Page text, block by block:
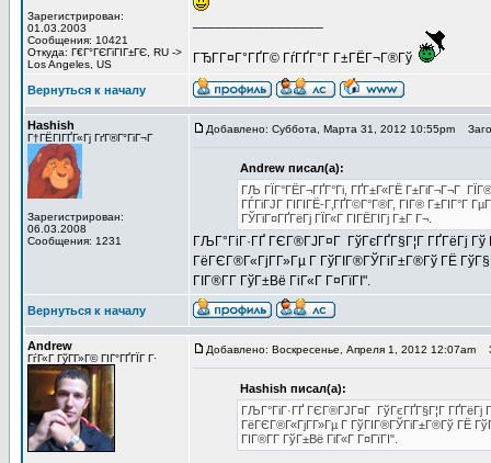
Зарегистрирован:
01.03.2003
Сообщения: 10421
Откуда: Г€Г°ГЄГіГІГ±ГЄ, RU ->
Los Angeles, US
ГЂГ­Г¤Г°ГҐГ© ГѓГҐГ°Г Г±ГЁГ¬Г®Гў
Вернуться к началу
Hashish
Г†ГЁГІГҐГ«Гј ГґГ®Г°ГіГ¬Г
Зарегистрирован:
06.03.2008
Сообщения: 1231
Добавлено: Суббота, Марта 31, 2012 10:55pm
Andrew писал(а):
ГЉ ГЇГ°ГЁГ¬ГҐГ°Гі, ГҐГ±Г«ГЁ Г±ГіГ¬Г¬Г
ГЃГіГЈГ ГІГІГЁ-Г‚ГҐГ©Г°Г®Г­, ГІГ® Г±ГІГ°Г
ГЎГіГ¤ГҐГёГј ГЇГ«Г ГІГЁГІГј Г±Г Г¬.
ГЉГ°ГіГ·ГҐ ГЄГ®ГЈГ¤Г ГўГєГҐГ§Г¦Г ГҐГёГј
ГёГЄГ®Г«ГјГ­Г»Гµ Г ГўГІГ®ГЎГіГ±Г®Гў ГЁ
ГІГ®Г­Г­ ГўГ±Вё ГіГ«Г Г¤ГїГІ".
Вернуться к началу
Andrew
ГѓГ«Г ГўГ­Г»Г© ГІГ°ГҐГЇГ Г·
Добавлено: Воскресенье, Апреля 1, 2012 12:07am
Hashish писал(а):
ГЉГ°ГіГ·ГҐ ГЄГ®ГЈГ¤Г ГўГєГҐГ§Г¦Г
ГёГЄГ®Г«ГјГ­Г»Гµ Г ГўГІГ®ГЎГіГ±Г®Гў ГЁ
ГІГ®Г­Г­ ГўГ±Вё ГіГ«Г Г¤ГїГІ".